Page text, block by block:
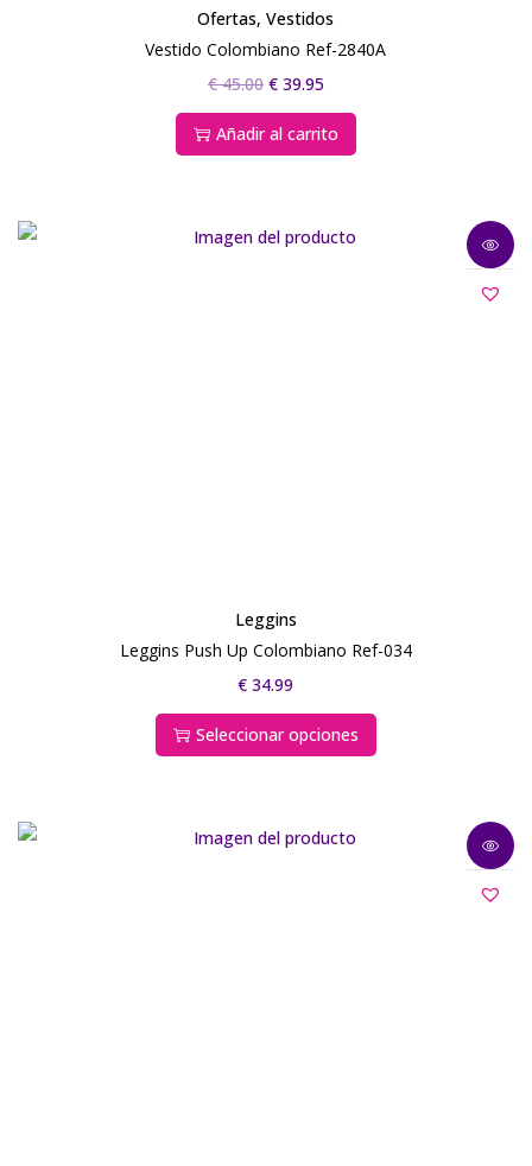
Ofertas,Vestidos
Vestido Colombiano Ref-2840A
€45.00 €39.95
Añadir al carrito
Leggins
Leggins Push Up Colombiano Ref-034
€ 34.99
Seleccionar opciones